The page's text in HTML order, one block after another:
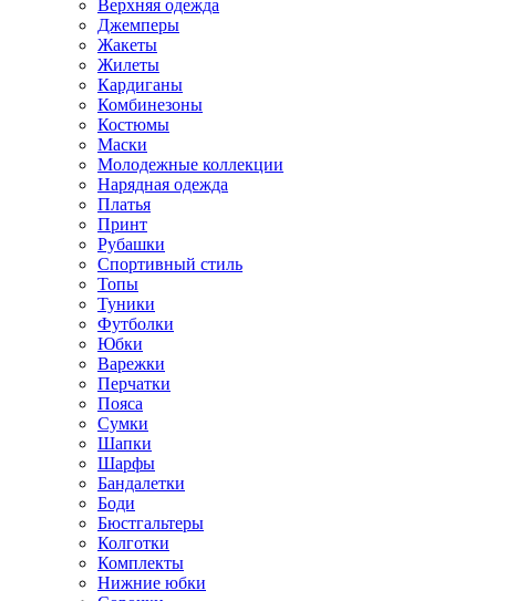
Верхняя одежда
Джемперы
Жакеты
Жилеты
Кардиганы
Комбинезоны
Костюмы
Маски
Молодежные коллекции
Нарядная одежда
Платья
Принт
Рубашки
Спортивный стиль
Топы
Туники
Футболки
Юбки
Варежки
Перчатки
Пояса
Сумки
Шапки
Шарфы
Бандалетки
Боди
Бюстгальтеры
Колготки
Комплекты
Нижние юбки